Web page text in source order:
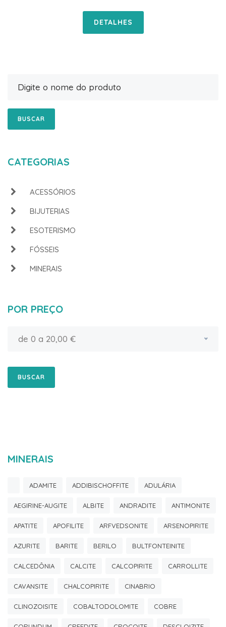
DETALHES
BUSCAR
CATEGORIAS
ACESSÓRIOS
BIJUTERIAS
ESOTERISMO
FÓSSEIS
MINERAIS
POR PREÇO
de 0 a 20,00 €
BUSCAR
MINERAIS
ADAMITE ADDIBISCHOFFITE ADULÁRIA
AEGIRINE-AUGITE ALBITE ANDRADITE ANTIMONITE
APATITE APOFILITE ARFVEDSONITE ARSENOPIRITE
AZURITE BARITE BERILO BULTFONTEINITE
CALCEDÔNIA CALCITE CALCOPIRITE CARROLLITE
CAVANSITE CHALCOPIRITE CINABRIO
CLINOZOISITE COBALTODOLOMITE COBRE